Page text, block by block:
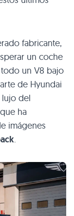
fabricante,
un coche
un V8 bajo
de Hyundai
lujo del
ha
imágenes
.